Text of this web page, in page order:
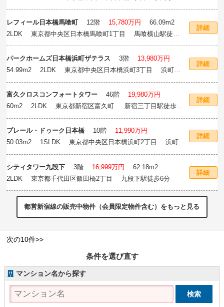
歩4分
レフィール日本橋馬喰町
12階 15,780万円 66.09m2
2LDK 東京都中央区日本橋馬喰町1丁目 馬喰横山駅徒歩4
分
詳細
パークホームズ日本橋浜町ザテラス 3階 13,980万円
54.99m2
徒歩6分
詳細
富久クロスコンフォートタワー 46階 19,980万円
60m2 2LDK 東京都新宿区富久町 新宿三丁目駅徒歩9
分
詳細
プレール・ドゥーク日本橋 10階 11,990万円
50.03m2
徒歩3分
詳細
シティタワー九段下 3階 16,999万円 62.18m2
2LDK 東京都千代田区飯田橋2丁目 九段下駅徒歩6分
詳細
都営新宿線の販売中物件（会員限定物件含む）をもっと見る
次の10件>>
条件を選び直す
マンション名から探す